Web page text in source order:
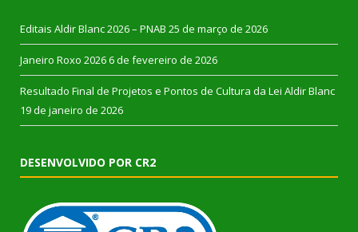
Editais Aldir Blanc 2026 – PNAB 25 de março de 2026
Janeiro Roxo 2026 6 de fevereiro de 2026
Resultado Final de Projetos e Pontos de Cultura da Lei Aldir Blanc
19 de janeiro de 2026
DESENVOLVIDO POR CR2